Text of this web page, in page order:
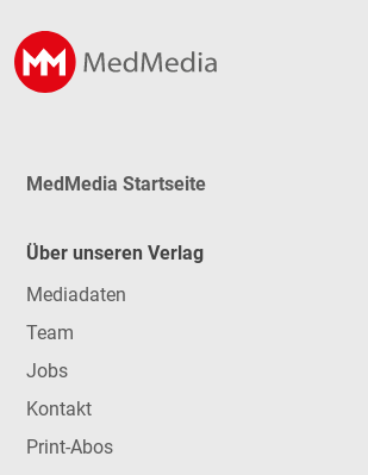
MedMedia Startseite
Über unseren Verlag
Mediadaten
Team
Jobs
Kontakt
Print-Abos